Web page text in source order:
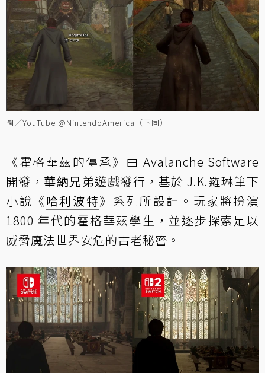
圖／YouTube @NintendoAmerica（下同）
《霍格華茲的傳承》由 Avalanche Software
開發， 華納兄弟遊戲發行，基於 J.K.羅琳筆下
小說《哈利波特》系列所設計。玩家將扮演
1800 年代的霍格華茲學生，並逐步探索足以
威脅魔法世界安危的古老秘密。